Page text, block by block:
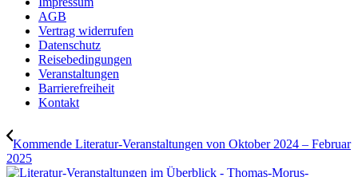
AGB
Vertrag widerrufen
Datenschutz
Reisebedingungen
Veranstaltungen
Barrierefreiheit
Kontakt
Kommende Literatur-Veranstaltungen von Oktober 2024 – Februar
2025